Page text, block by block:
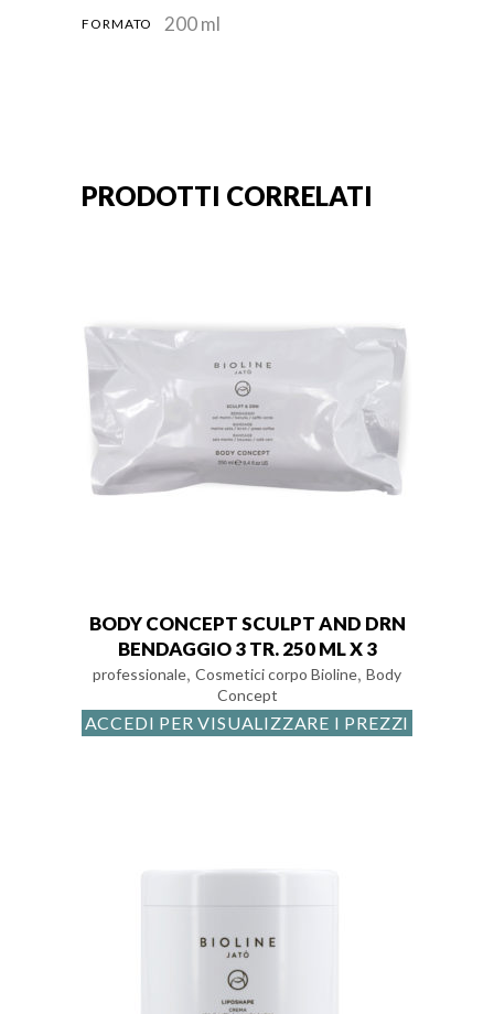
FORMATO 200 ml
PRODOTTI CORRELATI
BODY CONCEPT SCULPT AND DRN
BENDAGGIO 3 TR. 250 ML X 3
professionale, Cosmetici corpo Bioline, Body
Concept
ACCEDI PER VISUALIZZARE I PREZZI